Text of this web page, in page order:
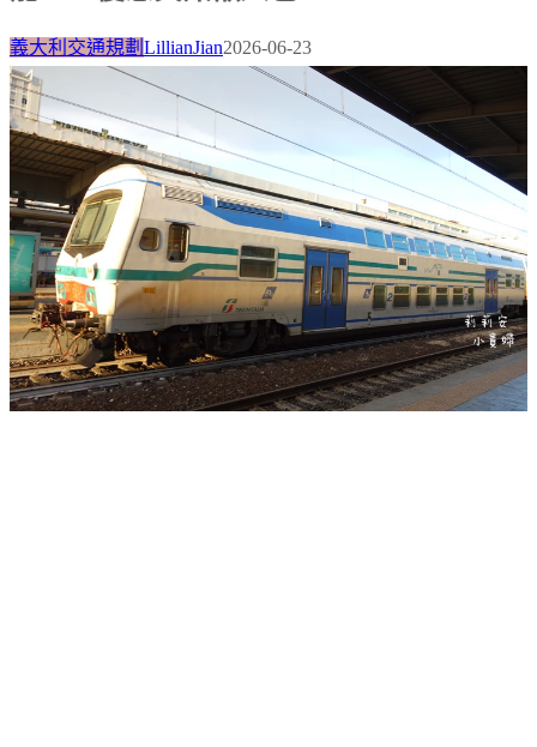
義大利交通規劃 LillianJian2026-06-23